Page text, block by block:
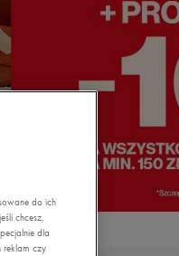
BUTY DLA CHŁOPCA
do ich
chcesz,
dla
reklam czy